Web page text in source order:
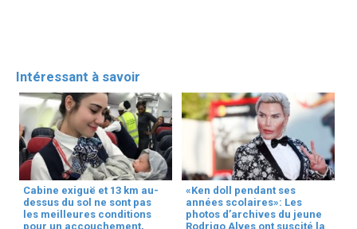
Intéressant à savoir
Cabine exiguë et 13 km au-
dessus du sol ne sont pas
les meilleures conditions
pour un accouchement,
«Ken doll pendant ses
années scolaires»: Les
photos d’archives du jeune
Rodrigo Alves ont suscité la